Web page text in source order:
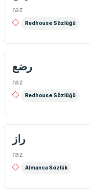
raz
Redhouse Sözlüğü
رضع
raz
Redhouse Sözlüğü
راز
raz
Almanca Sözlük